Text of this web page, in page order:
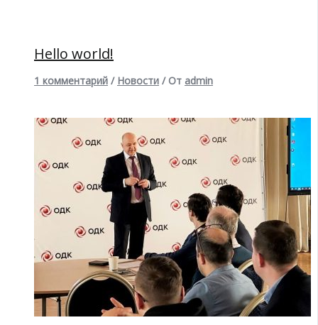
Hello world!
1 комментарий / Новости / От admin